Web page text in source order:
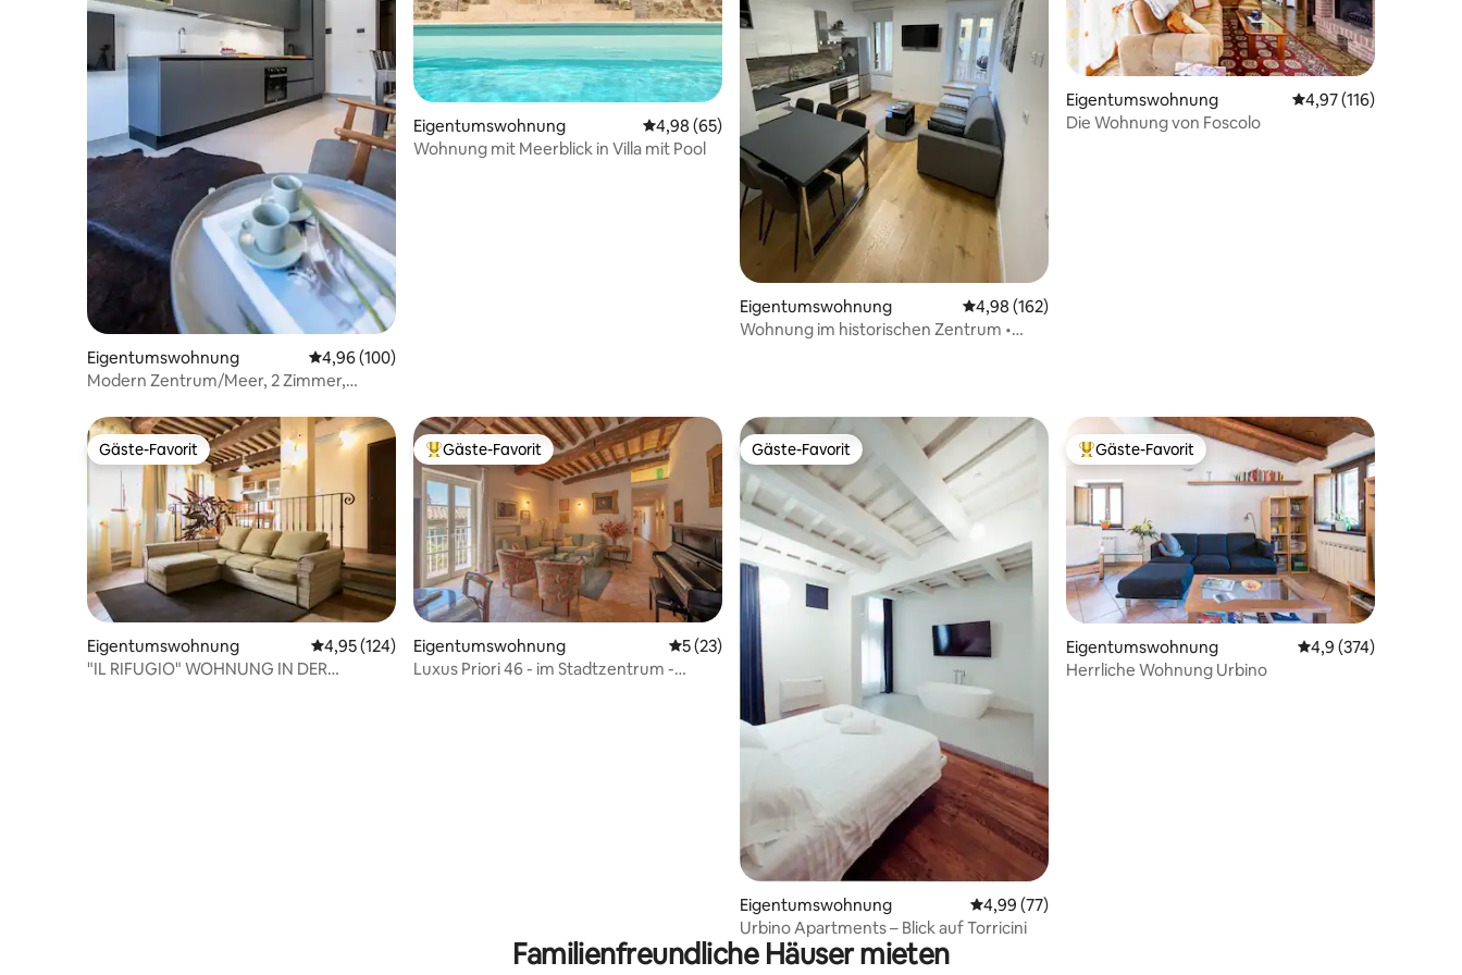
Eigentumswohnung Durchschnittliche Bewertung: 4,96 von 5, 100 Bewertungen
4,96 (100)
Modern Zentrum/Meer, 2 Zimmer,
Eigentumswohnung Durchschnittliche Bewertung: 4,98 von 5, 65 Bewertungen
4,98 (65)
Wohnung mit Meerblick in Villa mit Pool
Eigentumswohnung Durchschnittliche Bewertung: 4,98 von 5, 162 Bewertungen
4,98 (162)
Wohnung im historischen Zentrum •
Eigentumswohnung Durchschnittliche
4,97 (116)
Die Wohnung von Foscolo
Gäste-Favorit
Gäste-Favorit
Eigentumswohnung Durchschnittliche Bewertung: 4,95 von 5, 124 Bewertungen
4,95 (124)
"IL RIFUGIO" WOHNUNG IN DER
Beliebter Gäste-Favorit.
Gäste-Favorit
Eigentumswohnung Durchschnittliche Bewertung: 5 von 5, 23 Bewertungen
5 (23)
Luxus Priori 46 - im Stadtzentrum -
Gäste-Favorit
Gäste-Favorit
Eigentumswohnung Durchschnittliche Bewertung: 4,99 von 5, 77 Bewertungen
4,99 (77)
Urbino Apartments – Blick auf Torricini
Beliebter Gäste-Favorit.
Gäste-Favorit
Eigentumswohnung Durchschnittliche
4,9 (374)
Herrliche Wohnung Urbino
Familienfreundliche Häuser mieten